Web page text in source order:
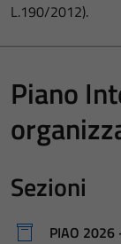
L.190/2012).
Piano
Sezioni
PIAO